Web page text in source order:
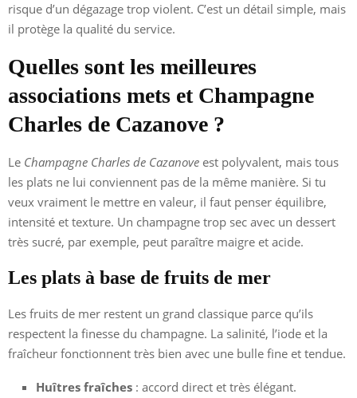
risque d’un dégazage trop violent. C’est un détail simple, mais
il protège la qualité du service.
Quelles sont les meilleures
associations mets et Champagne
Charles de Cazanove ?
Le Champagne Charles de Cazanove est polyvalent, mais tous
les plats ne lui conviennent pas de la même manière. Si tu
veux vraiment le mettre en valeur, il faut penser équilibre,
intensité et texture. Un champagne trop sec avec un dessert
très sucré, par exemple, peut paraître maigre et acide.
Les plats à base de fruits de mer
Les fruits de mer restent un grand classique parce qu’ils
respectent la finesse du champagne. La salinité, l’iode et la
fraîcheur fonctionnent très bien avec une bulle fine et tendue.
Huîtres fraîches : accord direct et très élégant.